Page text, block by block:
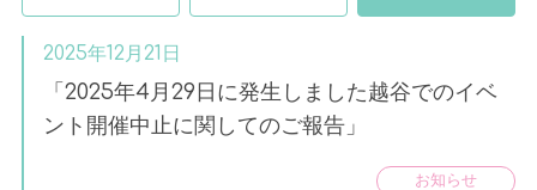
2025年12月21日
「2025年4月29日に発生しました越谷でのイベ
ント開催中止に関してのご報告」
お知らせ